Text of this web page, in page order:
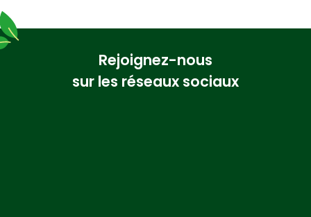
Rejoignez-nous
sur les réseaux sociaux